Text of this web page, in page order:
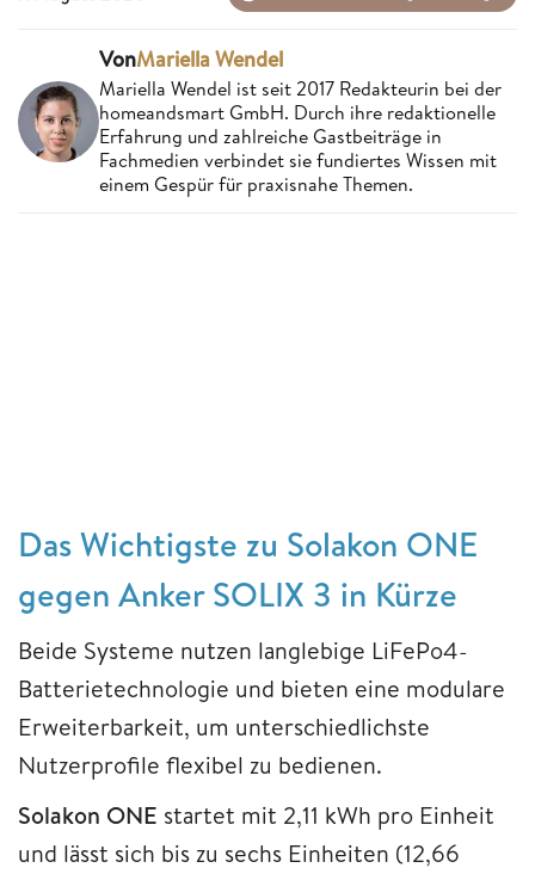
VonMariella Wendel
Mariella Wendel ist seit 2017 Redakteurin bei der
homeandsmart GmbH. Durch ihre redaktionelle
Erfahrung und zahlreiche Gastbeiträge in
Fachmedien verbindet sie fundiertes Wissen mit
einem Gespür für praxisnahe Themen.
Das Wichtigste zu Solakon ONE
gegen Anker SOLIX 3 in Kürze
Beide Systeme nutzen langlebige LiFePo4-
Batterietechnologie und bieten eine modulare
Erweiterbarkeit, um unterschiedlichste
Nutzerprofile flexibel zu bedienen.
Solakon ONE startet mit 2,11 kWh pro Einheit
und lässt sich bis zu sechs Einheiten (12,66